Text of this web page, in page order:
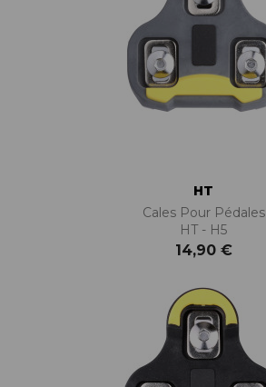
HT
Cales Pour Pédales
HT - H5
14,90 €